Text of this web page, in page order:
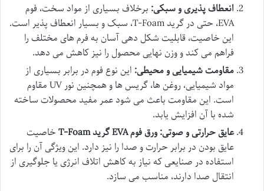
انعطاف پذیری و سبکی: برخلاف بسیاری از مواد سخت، فوم
EVA، حتی در گرید T-Foam، سبک و بسیار انعطاف پذیر است.
این خاصیت، قابلیت شکل دهی آسان به فرم های مختلف را
فراهم می کند و وزن نهایی محصول را نیز کاهش می دهد.
مقاومت شیمیایی و محیطی: این نوع فوم در برابر بسیاری از
مواد شیمیایی، روغن ها، گریس ها و همچنین نور UV مقاوم
است. این مقاومت باعث می شود عمر مفید محصولات ساخته
شده با آن افزایش یابد.
عایق حرارتی و صوتی:ورق فوم EVA گرید T-Foam
خاصیت
عایق بودن در برابر حرارت و صدا را نیز دارد. این ویژگی آن را برای
استفاده در صنایعی که نیاز به کاهش اتلاف انرژی یا جلوگیری از
انتقال صدا دارند، مناسب می سازد.